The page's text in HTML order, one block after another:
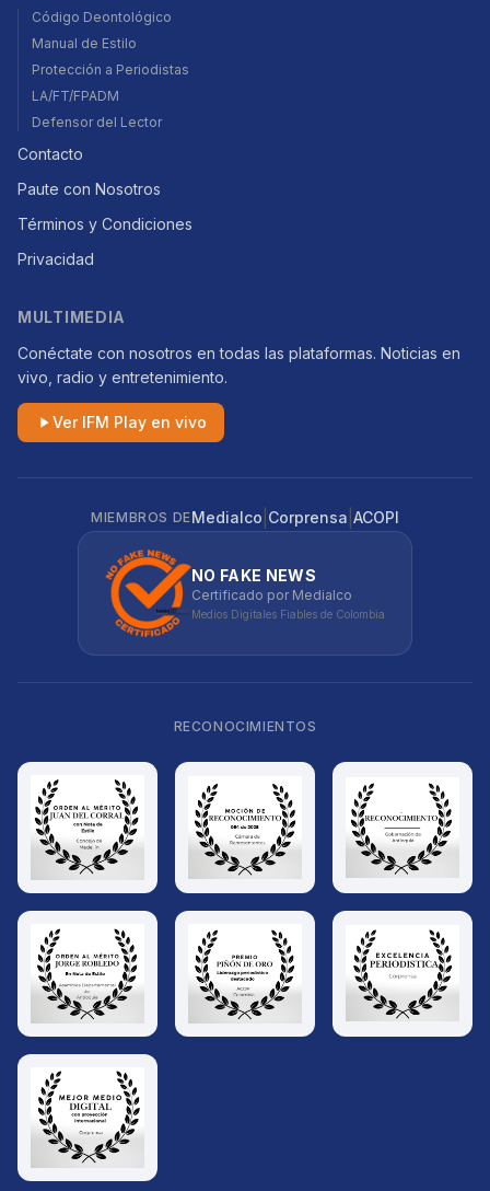
Código Deontológico
Manual de Estilo
Protección a Periodistas
LA/FT/FPADM
Defensor del Lector
Contacto
Paute con Nosotros
Términos y Condiciones
Privacidad
MULTIMEDIA
Conéctate con nosotros en todas las plataformas. Noticias en
vivo, radio y entretenimiento.
Ver IFM Play en vivo
MIEMBROS DEMedialco Corprensa ACOPI
NO FAKE NEWS
Certificado por Medialco
Medios Digitales Fiables de Colombia
RECONOCIMIENTOS